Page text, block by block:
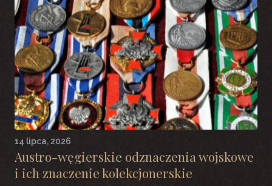
14 lipca, 2026
Austro-węgierskie odznaczenia wojskowe
i ich znaczenie kolekcjonerskie